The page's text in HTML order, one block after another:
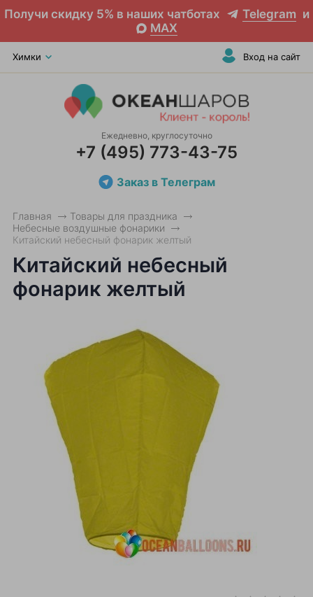
Получи скидку 5% в наших чатботах Telegram и
MAX
Химки Вход на сайт
Ежедневно, круглосуточно
+7 (495) 773-43-75
Заказ в Телеграм
Главная
Товары для праздника
Небесные воздушные фонарики
Китайский небесный фонарик желтый
Китайский небесный
фонарик желтый